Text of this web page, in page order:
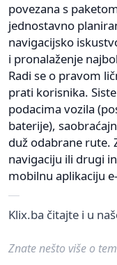
povezana s
jednostavno
navigacijsko
i pronalaženje
Radi se o pravom
prati korisnika.
podacima vozila
baterije),
duž odabrane rute.
navigaciju ili drugi
mobilnu aplikaciju e-
Klix.ba čitajte i u
Znate nešto više o